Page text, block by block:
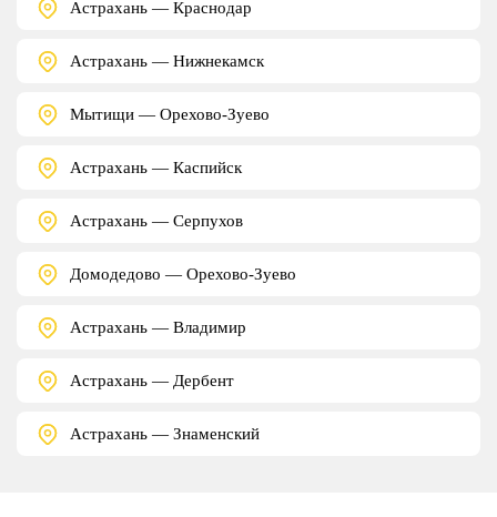
Астрахань — Краснодар
Астрахань — Нижнекамск
Мытищи — Орехово-Зуево
Астрахань — Каспийск
Астрахань — Серпухов
Домодедово — Орехово-Зуево
Астрахань — Владимир
Астрахань — Дербент
Астрахань — Знаменский